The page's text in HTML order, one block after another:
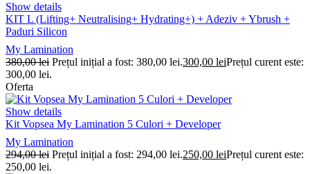
Show details
KIT L (Lifting+ Neutralising+ Hydrating+) + Adeziv + Ybrush +
Paduri Silicon
My Lamination
380,00lei Prețul inițial a fost: 380,00 lei.300,00 leiPrețul curent este:
300,00 lei.
Oferta
Show details
Kit Vopsea My Lamination 5 Culori + Developer
My Lamination
294,00lei Prețul inițial a fost: 294,00 lei.250,00 leiPrețul curent este:
250,00 lei.